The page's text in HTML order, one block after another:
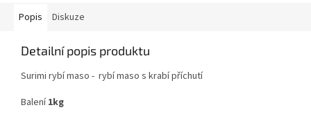
Popis Diskuze
Detailní popis produktu
Surimi rybí maso - rybí maso s krabí příchutí
Balení1kg